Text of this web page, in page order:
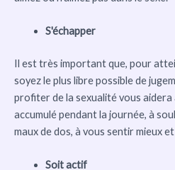
S'échapper
Il est très important que, pour
soyez le plus libre possible de
profiter de la sexualité vous aidera
accumulé pendant la journée, à
maux de dos, à vous sentir mieux
Soit actif